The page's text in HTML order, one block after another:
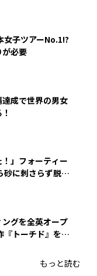
女子ツアーNo.1!?
が必要
成で世界の男女
！」フォーティー
砂に刺さらず脱出
グを全英オープ
『トーチド』を投
もっと読む